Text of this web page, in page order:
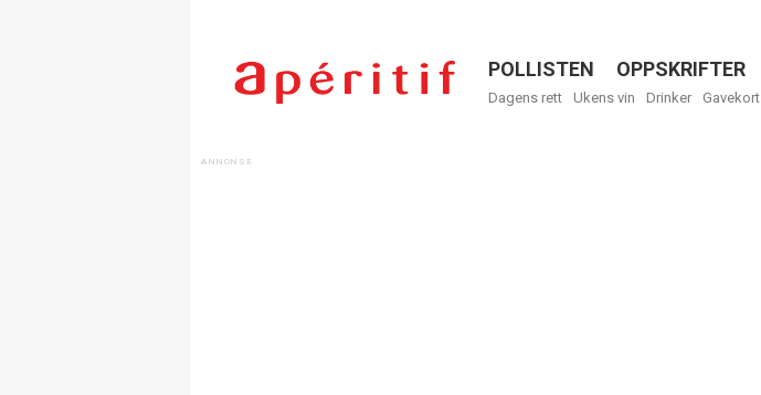
Menu
POLLISTEN OPPSKRIFTER
Dagens rett Ukens vin Drinker Gavekort